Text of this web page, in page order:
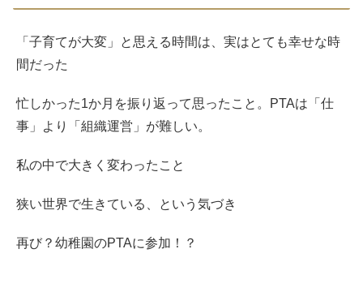
「子育てが大変」と思える時間は、実はとても幸せな時
間だった
忙しかった1か月を振り返って思ったこと。PTAは「仕
事」より「組織運営」が難しい。
私の中で大きく変わったこと
狭い世界で生きている、という気づき
再び？幼稚園のPTAに参加！？